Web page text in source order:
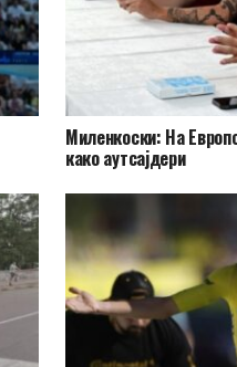
Миленкоски: На
како аутсајдери